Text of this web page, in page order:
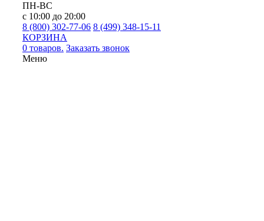
ПН-ВС
с 10:00 до 20:00
8 (800) 302-77-06 8 (499) 348-15-11
КОРЗИНА
0 товаров. Заказать звонок
Меню